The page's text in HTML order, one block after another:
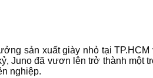
sản xuất giày nhỏ tại
Juno đã vươn lên trở thành một
nghiệp.